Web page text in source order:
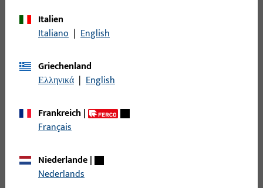
OFFIZIELLE NACHWEISE
SKG-Zertifikate der Serie 19
Hier finden Sie alle aktuellen SKG-Zertifikate zum Ansehen
und Herunterladen.
SKG Zertifikate
Italien
Italiano | English
Griechenland
Ελληνικά | English
Frankreich|
Français
Niederlande|
Nederlands